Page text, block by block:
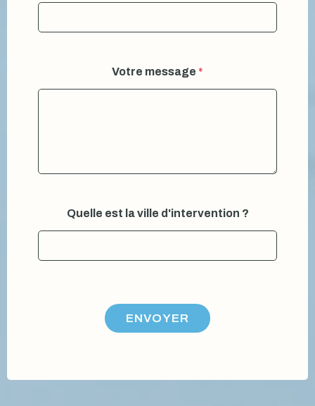
Votre message *
Quelle est la ville d'intervention ?
ENVOYER